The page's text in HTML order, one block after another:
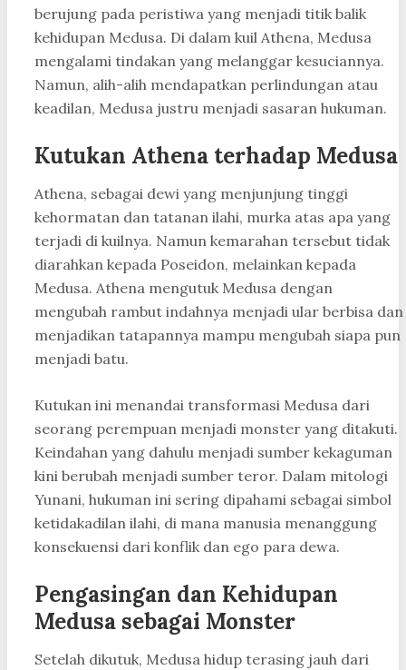
berujung pada peristiwa yang menjadi titik balik
kehidupan Medusa. Di dalam kuil Athena, Medusa
mengalami tindakan yang melanggar kesuciannya.
Namun, alih-alih mendapatkan perlindungan atau
keadilan, Medusa justru menjadi sasaran hukuman.
Kutukan Athena terhadap Medusa
Athena, sebagai dewi yang menjunjung tinggi
kehormatan dan tatanan ilahi, murka atas apa yang
terjadi di kuilnya. Namun kemarahan tersebut tidak
diarahkan kepada Poseidon, melainkan kepada
Medusa. Athena mengutuk Medusa dengan
mengubah rambut indahnya menjadi ular berbisa dan
menjadikan tatapannya mampu mengubah siapa pun
menjadi batu.
Kutukan ini menandai transformasi Medusa dari
seorang perempuan menjadi monster yang ditakuti.
Keindahan yang dahulu menjadi sumber kekaguman
kini berubah menjadi sumber teror. Dalam mitologi
Yunani, hukuman ini sering dipahami sebagai simbol
ketidakadilan ilahi, di mana manusia menanggung
konsekuensi dari konflik dan ego para dewa.
Pengasingan dan Kehidupan
Medusa sebagai Monster
Setelah dikutuk, Medusa hidup terasing jauh dari